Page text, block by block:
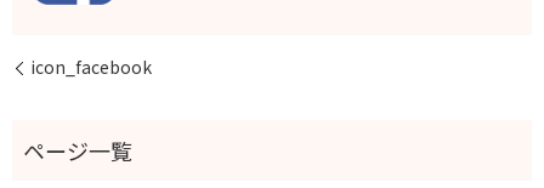
icon_facebook